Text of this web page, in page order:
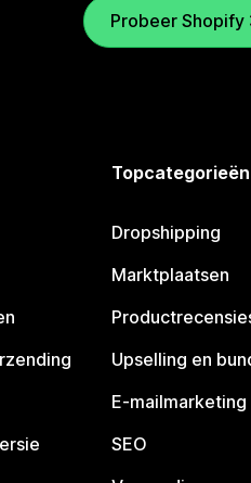
Probeer Shopify
Topcategorieën
Dropshipping
Marktplaatsen
Upselling en
E-mailmarketing
SEO